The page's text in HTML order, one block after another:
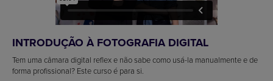
INTRODUÇÃO À FOTOGRAFIA DIGITAL
Tem uma câmara digital reflex e não sabe como usá-la manualmente e de
forma profissional? Este curso é para si.